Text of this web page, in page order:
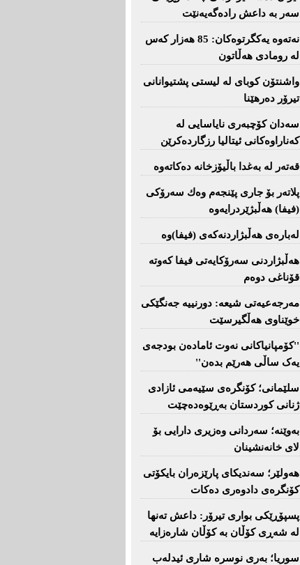
سه‌ر به‌ داعش رادەگەیەنێت
نەتەوە یەكگرتوەكان: 85 هەزار كەس
لە رومادی هەڵاتون
واشنتۆن كوبای لە لیستی پشتیوانانی
تیرۆر دەرهێنا
سەدان كۆچبەری نایاسایی لە
كەناراوەكانی ئیتالیا رزگاردەكرێن
قەتەر لە بەغدا باڵیۆزخانە دەكاتەوە
پلاتەر بۆ جاری پێنجەم وەك سەرۆكی
(فیفا) هەڵبژێردرایەوە
لەبارەی هەڵبژاردنەكەی (فیفا)وە
هەڵبژاردنی سەرۆكایەتی فیفا كەوتە
قۆناغی دوەم
مەرجەعیەتی شیعە: دورنییە جەنگێكی
خوێناوی هەڵگیرسێت
''کۆمپانیاکانی نەوت ئامادەن بودجەی
یەک ساڵی هەرێم بدەن''
سلێمانی؛ كۆنگرەی سێیەمی ئازادی
ژنانی كوردستان بەڕێوەدەچێت
بەوێنە؛ سەردانی وەزیری دارایی بۆ
لای خانەنشینان
هەولێر؛ سەندیكای پارێزەران بایكۆتی
كۆنگرەی دادوەری دەكات
پسپۆڕێكی بواری تیرۆر: داعش تەنها
لە شەڕی كۆڵان بە كۆڵان شارەزایە
سوریا؛ بەری نوسرە شاری ئیدلەب